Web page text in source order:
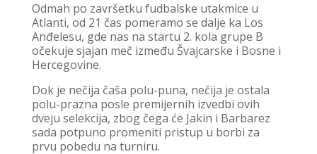
Odmah po završetku fudbalske utakmice u
Atlanti, od 21 čas pomeramo se dalje ka Los
Anđelesu, gde nas na startu 2. kola grupe B
očekuje sjajan meč između Švajcarske i Bosne i
Hercegovine.
Dok je nečija čaša polu-puna, nečija je ostala
polu-prazna posle premijernih izvedbi ovih
dveju selekcija, zbog čega će Jakin i Barbarez
sada potpuno promeniti pristup u borbi za
prvu pobedu na turniru.